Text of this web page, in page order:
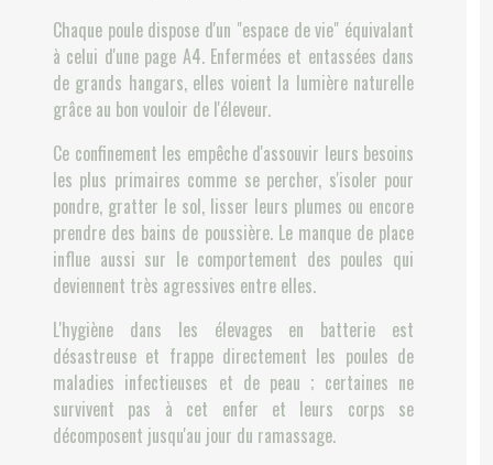
Chaque poule dispose d'un "espace de vie" équivalant
à celui d'une page A4. Enfermées et entassées dans
de grands hangars, elles voient la lumière naturelle
grâce au bon vouloir de l'éleveur.
Ce confinement les empêche d'assouvir leurs besoins
les plus primaires comme se percher, s'isoler pour
pondre, gratter le sol, lisser leurs plumes ou encore
prendre des bains de poussière. Le manque de place
influe aussi sur le comportement des poules qui
deviennent très agressives entre elles.
L'hygiène dans les élevages en batterie est
désastreuse et frappe directement les poules de
maladies infectieuses et de peau ; certaines ne
survivent pas à cet enfer et leurs corps se
décomposent jusqu'au jour du ramassage.